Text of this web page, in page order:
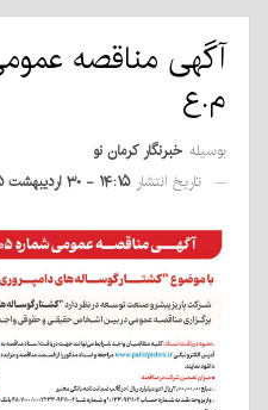
م.ع
بوسیله خبرنگار کرمان نو
تاریخ انتشار ۱۴:۱۵ - ۳۰ اردیبهشت ۱۴۰۵